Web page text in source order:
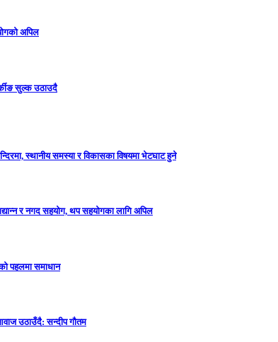
अपिल
सुल्क उठाउदै
स्थानीय समस्या र विकासका विषयमा भेटघाट हुने
र नगद सहयोग, थप सहयोगका लागि अपिल
पहलमा समाधान
उठाउँदै: सन्दीप गौतम